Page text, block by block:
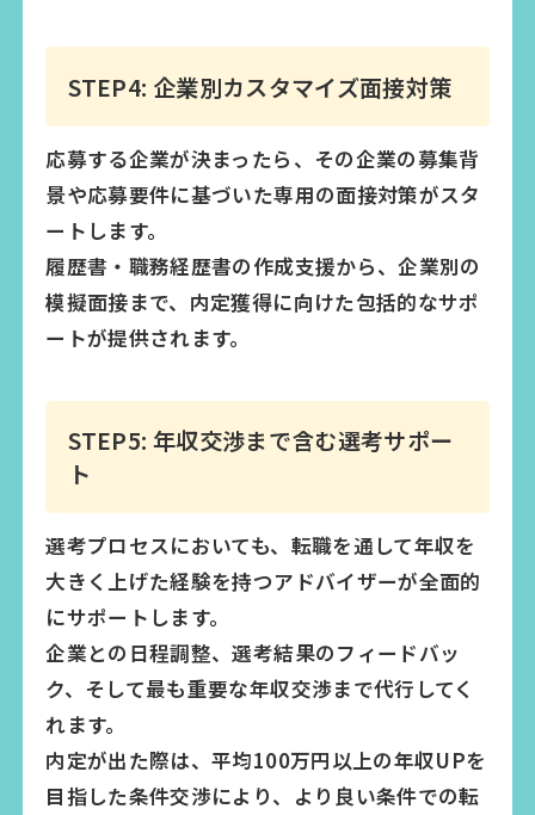
STEP4: 企業別カスタマイズ面接対策
応募する企業が決まったら、その企業の募集背
景や応募要件に基づいた専用の面接対策がスタ
ートします。
履歴書・職務経歴書の作成支援から、企業別の
模擬面接まで、内定獲得に向けた包括的なサポ
ートが提供されます。
STEP5: 年収交渉まで含む選考サポー
ト
選考プロセスにおいても、転職を通して年収を
大きく上げた経験を持つアドバイザーが全面的
にサポートします。
企業との日程調整、選考結果のフィードバッ
ク、そして最も重要な年収交渉まで代行してく
れます。
内定が出た際は、平均100万円以上の年収UPを
目指した条件交渉により、より良い条件での転